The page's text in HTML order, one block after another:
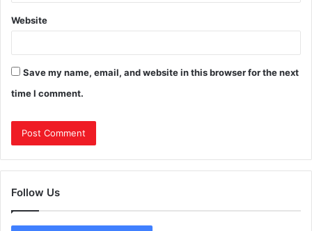
Website
Save my name, email, and website in this browser for the next
time I comment.
Follow Us